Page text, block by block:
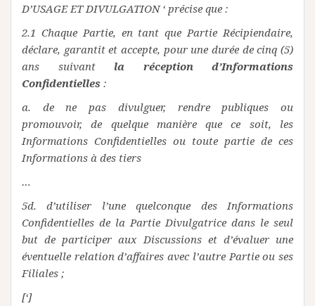
D’USAGE ET DIVULGATION ‘ précise que :
2.1 Chaque Partie, en tant que Partie Récipiendaire,
déclare, garantit et accepte, pour une durée de cinq (5)
ans suivant la réception d’Informations
Confidentielles :
a. de ne pas divulguer, rendre publiques ou
promouvoir, de quelque manière que ce soit, les
Informations Confidentielles ou toute partie de ces
Informations à des tiers
…
5d. d’utiliser l’une quelconque des Informations
Confidentielles de la Partie Divulgatrice dans le seul
but de participer aux Discussions et d’évaluer une
éventuelle relation d’affaires avec l’autre Partie ou ses
Filiales ;
[‘]